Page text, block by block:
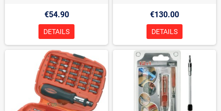
€54.90
DETAILS
€130.00
DETAILS